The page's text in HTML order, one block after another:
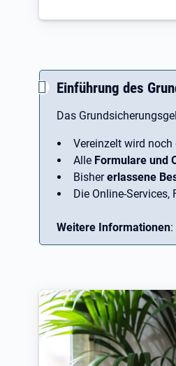
Einführung des
Das
Vereinzelt wird noch
Alle Formulare und
Bishererlassene
Die Online-
Weitere Informationen: